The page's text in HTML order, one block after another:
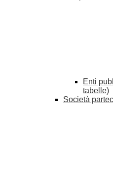
Enti
tabelle)
Società